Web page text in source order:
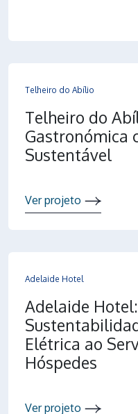
Telheiro do Abílio
Telheiro do
Gastronómica
Sustentável
Ver projeto
Adelaide Hotel
Adelaide Hotel:
Elétrica ao
Hóspedes
Ver projeto